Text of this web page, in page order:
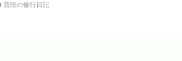
普段の修行日記